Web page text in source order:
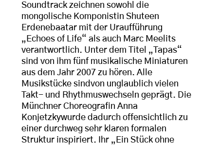
Soundtrack zeichnen sowohl die
mongolische Komponistin Shuteen
Erdenebaatar mit der Uraufführung
„Echoes of Life“ als auch Marc Meelits
verantwortlich. Unter dem Titel „Tapas“
sind von ihm fünf musikalische Miniaturen
aus dem Jahr 2007 zu hören. Alle
Musikstücke sindvon unglaublich vielen
Takt- und Rhythmuswechseln geprägt. Die
Münchner Choreografin Anna
Konjetzkywurde dadurch offensichtlich zu
einer durchweg sehr klaren formalen
Struktur inspiriert. Ihr „Ein Stück ohne